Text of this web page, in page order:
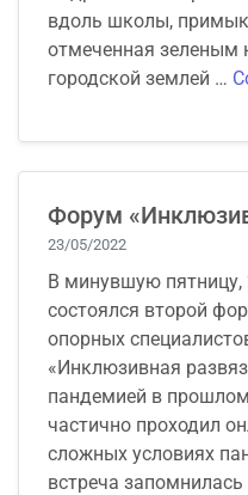
вдоль школы,
отмеченная зеленым
городской землей …
Форум
23/05/2022
В минувшую пятницу,
состоялся второй
опорных
«Инклюзивная
пандемией в
частично проходил
сложных условиях
встреча